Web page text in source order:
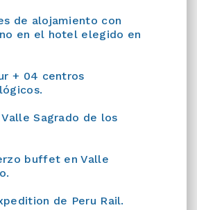
de alojamiento con
en el hotel elegido en
+ 04 centros
Valle Sagrado de los
buffet en Valle
de Peru Rail.